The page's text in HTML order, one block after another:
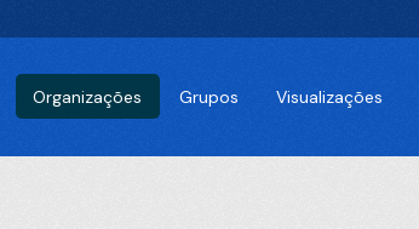
Organizações Grupos Visualizações